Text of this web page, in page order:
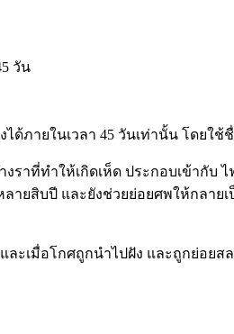
ายในเวลา 45 วันเท่านั้น โดยใช้ชื่
งราที่ทำให้เกิดเห็ด ประกอบเข้า
ายสิบปี และยังช่วยย่อยศพให้กลา
เมื่อโกศถูกนำไปฝัง และถูกย่อย